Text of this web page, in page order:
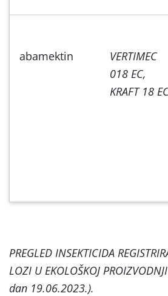
abamektin
VERTIMEC
018 EC,
KRAFT 18
PREGLED INSEKTICIDA
LOZI U EKOLOŠKOJ
dan 19.06.2023.).